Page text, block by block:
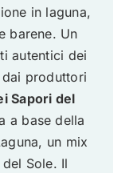
in laguna,
barene. Un
autentici dei
produttori
Sapori del
a base della
un mix
Sole. Il